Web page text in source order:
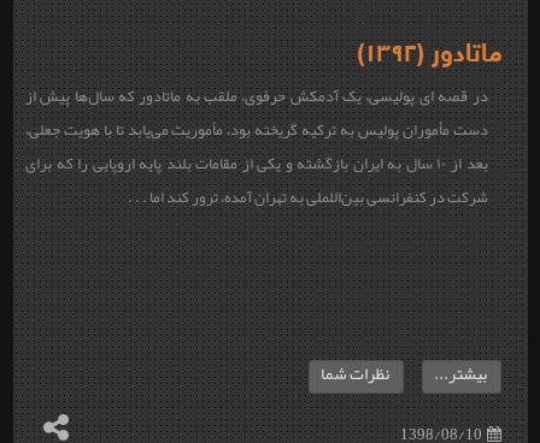
ماتادور (۱۳۹۲)
در قصه ای پولیسی، یک آدمکش حرفوی، ملقب به ماتادور که سال‌ها پیش از
دست مأموران پولیس به ترکیه گریخته بود، مأموریت می‌یابد تا با هویت جعلی،
بعد از ۱۰ سال به ایران بازگشته و یکی از مقامات بلند پایه اروپایی را که برای
شرکت در کنفرانسی بین‌اللملی به تهران آمده، ترور کند اما . . .
1398/08/10
بیشتر... نظرات شما